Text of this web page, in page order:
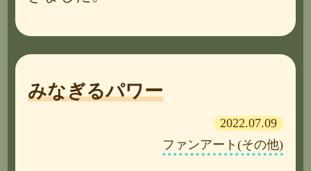
みなぎるパワー
2022.07.09
ファンアート(その他)